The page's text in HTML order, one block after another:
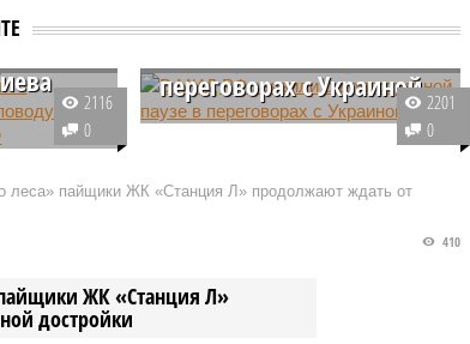
о
по
Украине,
США
ударов
2116
0
В МИД РФ заявили о
переговорах с Украиной
Киев поставил тему мирных
предпринял атаку на Курскую
Мирошник.
2201
0
леса» пайщики ЖК «Станция Л» продолжают ждать от
пайщики ЖК «Станция Л»
достройки
410